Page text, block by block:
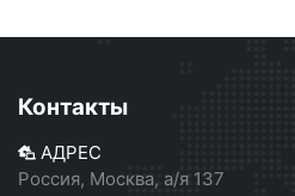
Контакты
АДРЕС
Россия, Москва, а/я 137